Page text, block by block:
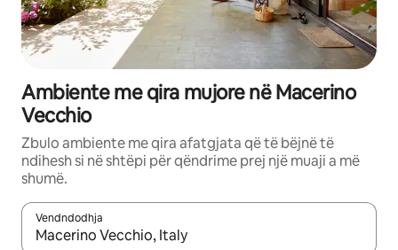
Ambiente me qira mujore në Macerino
Vecchio
Zbulo ambiente me qira afatgjata që të bëjnë të
ndihesh si në shtëpi për qëndrime prej një muaji a më
shumë.
Vendndodhja
Kur rezultatet të jenë të disponueshme, lëviz me butonat e